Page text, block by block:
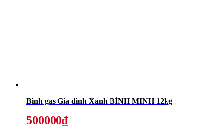
Bình gas Gia đình Xanh BÌNH MINH 12kg
500000₫